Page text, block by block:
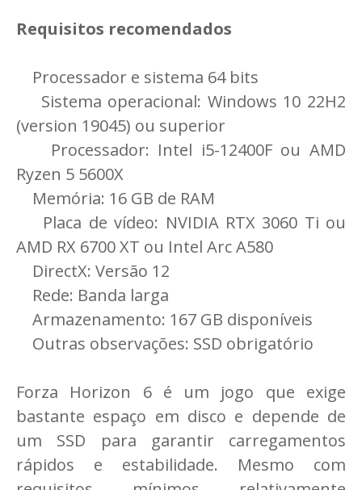
Requisitos recomendados
Processador e sistema 64 bits
Sistema operacional: Windows 10 22H2
(version 19045) ou superior
Processador: Intel i5-12400F ou AMD
Ryzen 5 5600X
Memória: 16 GB de RAM
Placa de vídeo: NVIDIA RTX 3060 Ti ou
AMD RX 6700 XT ou Intel Arc A580
DirectX: Versão 12
Rede: Banda larga
Armazenamento: 167 GB disponíveis
Outras observações: SSD obrigatório
Forza Horizon 6 é um jogo que exige
bastante espaço em disco e depende de
um SSD para garantir carregamentos
rápidos e estabilidade. Mesmo com